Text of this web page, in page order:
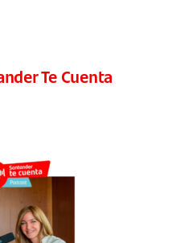
Te Cuenta